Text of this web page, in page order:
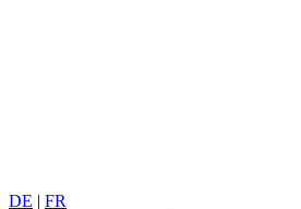
DE | FR